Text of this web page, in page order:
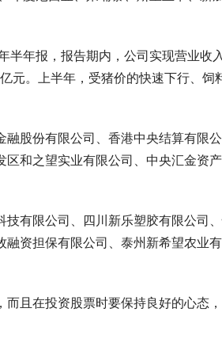
半年报，报告期内，公司实现营业收
元。上半年，受猪价的快速下行、饲
股份有限公司、香港中央结算有限公
和之望实业有限公司、中央汇金资
有限公司、四川新乐塑胶有限公司
资担保有限公司、泰州新希望农业
且在投资股票时要保持良好的心态，